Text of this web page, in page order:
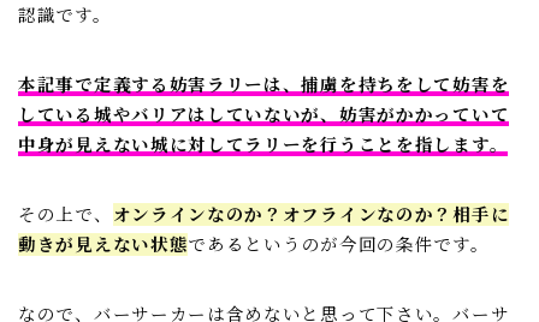
認識です。
本記事で定義する妨害ラリーは、捕虜を持ちをして妨害を
している城やバリアはしていないが、妨害がかかっていて
中身が見えない城に対してラリーを行うことを指します。
その上で、 オンラインなのか？オフラインなのか？相手に
動きが見えない状態であるというのが今回の条件です。
なので、バーサーカーは含めないと思って下さい。バーサ